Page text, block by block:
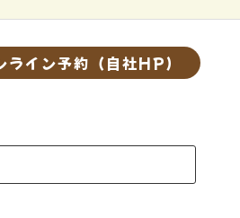
ライン予約（自社HP）